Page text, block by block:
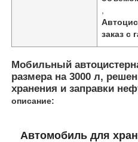
Отправить запрос
Танковый полуприцеп
Грузовик с топливным
заказ с
Мобильный
размера на 3000 л,
хранения и заправки
описание:
Автомобиль для